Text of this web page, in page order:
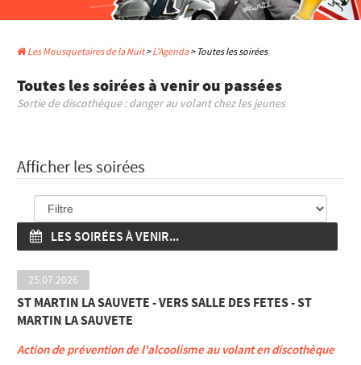
Les Mousquetaires de la Nuit>L'Agenda> Toutes les soirées
Toutes les soirées à venir ou passées
Sortie de discothèque : danger au volant chez les jeunes
Afficher les soirées
LES SOIRÉES À VENIR...
25.07.2026
ST MARTIN LA SAUVETE - VERS SALLE DES FETES - ST
MARTIN LA SAUVETE
Action de prévention de l'alcoolisme au volant en discothèque